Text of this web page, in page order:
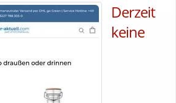
Derzeit
keine